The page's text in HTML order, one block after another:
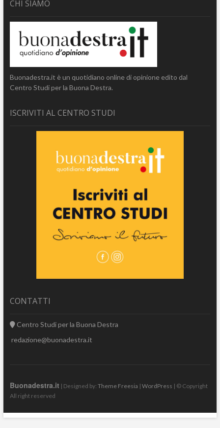
CHI SIAMO
Buonadestra.it è un quotidiano online di opinione edito dal
Centro Studi per la Buona Destra.
ISCRIVITI AL CENTRO STUDI
CONTATTI
Centro Studi per la Buona Destra
redazione@buonadestra.it
Buonadestra.it | Designed by: Theme Freesia | WordPress | © Copyright
All right reserved